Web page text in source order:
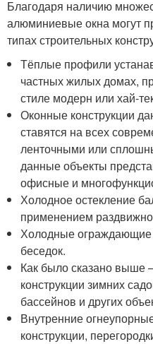
Благодаря наличию
алюминиевые окна могут
типах строительных
Тёплые профили
частных жилых домах,
стиле модерн или хай-
Оконные конструкции
ставятся на всех
ленточными или
данные объекты
офисные и
Холодное остекление
применением
Холодные ограждающие
беседок.
Как было сказано выше
конструкции зимних
бассейнов и других
Внутренние
конструкции,